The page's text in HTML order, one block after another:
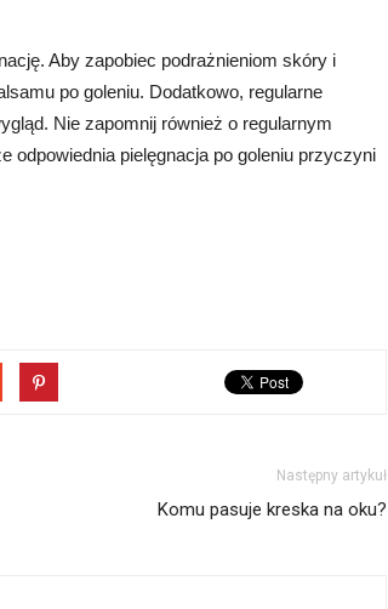
Aby zapobiec podrażnieniom skóry i
po goleniu. Dodatkowo, regularne
Nie zapomnij również o regularnym
odpowiednia pielęgnacja po goleniu przyczyni
Następny artykuł
Komu pasuje kreska na oku?